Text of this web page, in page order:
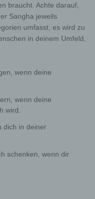
braucht. Achte darauf,
Sangha jeweils
umfasst, es wird zu
in deinem Umfeld,
wenn deine
wenn deine
wird.
dich in deiner
schenken, wenn dir